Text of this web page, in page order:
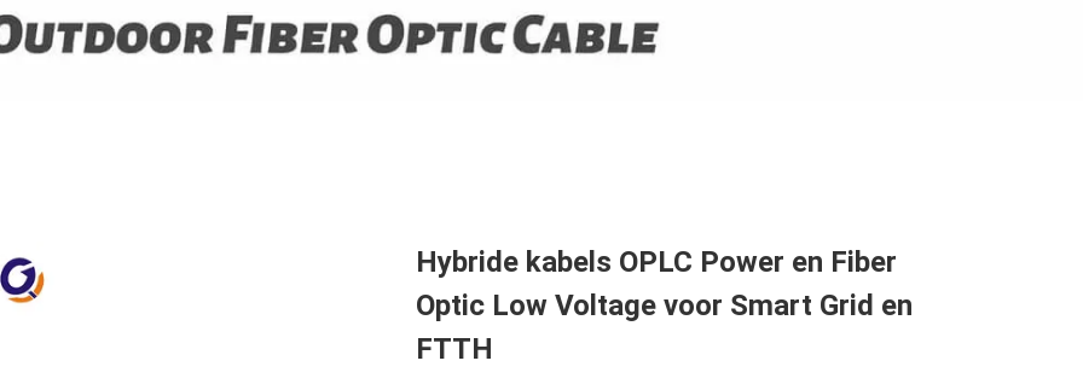
Hybride kabels OPLC Power en Fiber
Optic Low Voltage voor Smart Grid en
FTTH